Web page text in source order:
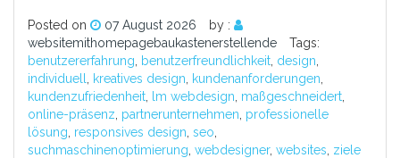
Posted on 07 August 2026
by :
websitemithomepagebaukastenerstellende
Tags:
benutzererfahrung
benutzerfreundlichkeit design
individuell
kreatives design kundenanforderungen
kundenzufriedenheit
lm webdesign maßgeschneidert
online-präsenz partnerunternehmen professionelle
lösung responsives design seo
suchmaschinenoptimierung webdesigner, websites ziele